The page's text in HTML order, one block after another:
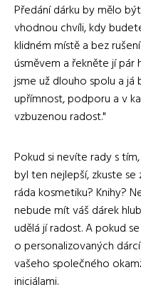
Předání dárku by mělo
vhodnou chvíli, kdy
klidném místě a bez
úsměvem a řekněte jí pár
jsme už dlouho spolu a
upřímnost, podporu a v
vzbuzenou radost."
Pokud si nevíte rady s
byl ten nejlepší, zkuste
ráda kosmetiku? Knihy?
nebude mít váš dárek
udělá jí radost. A pokud
o personalizovaných
vašeho společného
iniciálami.